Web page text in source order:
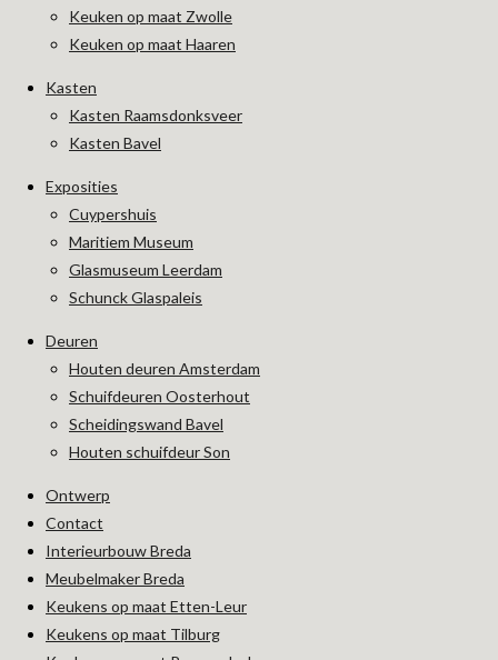
Keuken op maat Zwolle
Keuken op maat Haaren
Kasten
Kasten Raamsdonksveer
Kasten Bavel
Exposities
Cuypershuis
Maritiem Museum
Glasmuseum Leerdam
Schunck Glaspaleis
Deuren
Houten deuren Amsterdam
Schuifdeuren Oosterhout
Scheidingswand Bavel
Houten schuifdeur Son
Ontwerp
Contact
Interieurbouw Breda
Meubelmaker Breda
Keukens op maat Etten-Leur
Keukens op maat Tilburg